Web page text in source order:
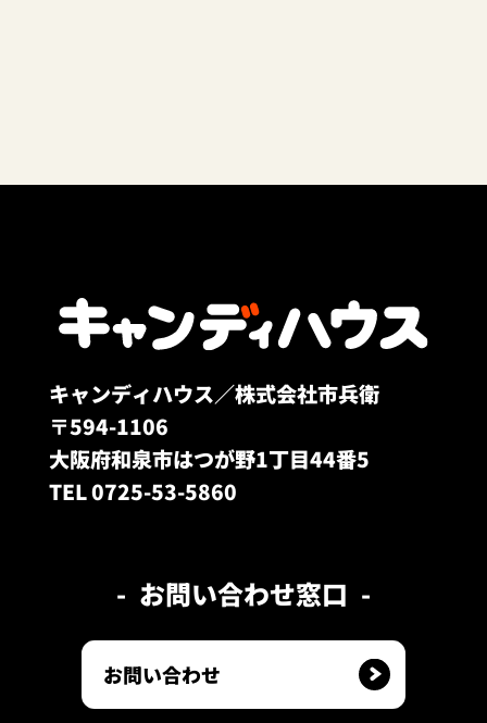
キャンディハウス／株式会社市兵衛
〒594-1106
大阪府和泉市はつが野1丁目44番5
TEL 0725-53-5860
お問い合わせ窓口
お問い合わせ